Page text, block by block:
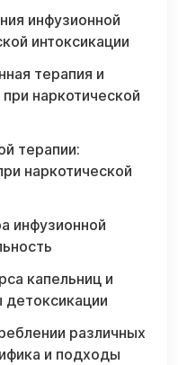
инфузионной
интоксикации
терапия и
наркотической
терапии:
наркотической
инфузионной
капельниц и
различных
и подходы